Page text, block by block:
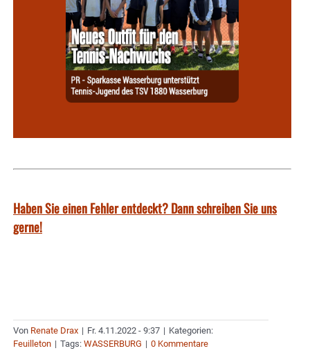
Haben Sie einen Fehler entdeckt? Dann schreiben Sie uns
gerne!
Von Renate Drax | Fr. 4.11.2022 - 9:37 | Kategorien:
Feuilleton | Tags: WASSERBURG | 0 Kommentare